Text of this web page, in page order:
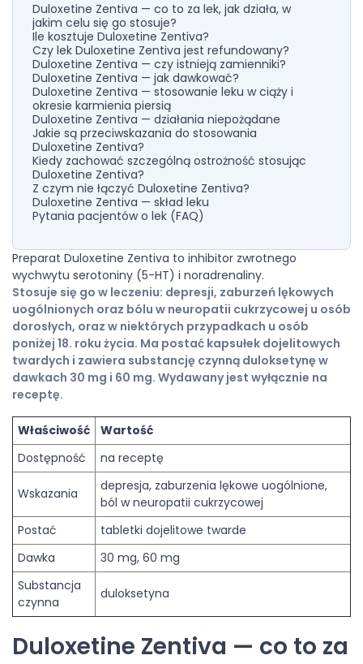
Preparat Duloxetine Zentiva to inhibitor zwrotnego
wychwytu serotoniny (5-HT) i noradrenaliny.
Stosuje się go w leczeniu: depresji, zaburzeń lękowych
uogólnionych oraz bólu w neuropatii cukrzycowej u osób
dorosłych, oraz w niektórych przypadkach u osób
poniżej 18. roku życia. Ma postać kapsułek dojelitowych
twardych i zawiera substancję czynną duloksetynę w
dawkach 30 mg i 60 mg. Wydawany jest wyłącznie na
receptę.
Właściwość
Wartość
Dostępność
na receptę
Wskazania
depresja, zaburzenia lękowe uogólnione,
ból w neuropatii cukrzycowej
Postać
tabletki dojelitowe twarde
Dawka
30 mg, 60 mg
Substancja
czynna
duloksetyna
Duloxetine Zentiva — co to za
Duloxetine Zentiva — co to za lek, jak działa, w
jakim celu się go stosuje?
Ile kosztuje Duloxetine Zentiva?
Czy lek Duloxetine Zentiva jest refundowany?
Duloxetine Zentiva — czy istnieją zamienniki?
Duloxetine Zentiva — jak dawkować?
Duloxetine Zentiva — stosowanie leku w ciąży i
okresie karmienia piersią
Duloxetine Zentiva — działania niepożądane
Jakie są przeciwskazania do stosowania
Duloxetine Zentiva?
Kiedy zachować szczególną ostrożność stosując
Duloxetine Zentiva?
Z czym nie łączyć Duloxetine Zentiva?
Duloxetine Zentiva — skład leku
Pytania pacjentów o lek (FAQ)